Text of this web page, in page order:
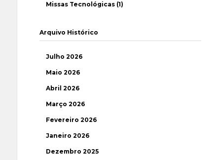
Missas Tecnológicas (1)
Arquivo Histórico
Julho 2026
Maio 2026
Abril 2026
Março 2026
Fevereiro 2026
Janeiro 2026
Dezembro 2025